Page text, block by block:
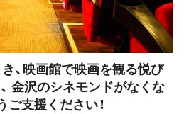
、映画館で映画を観る悦び
金沢のシネモンドがなくな
ご支援ください！